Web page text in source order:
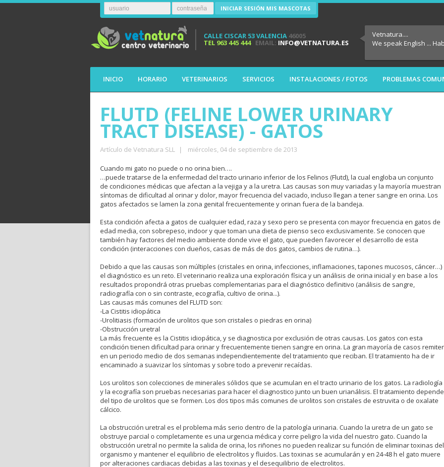
INICIAR SESIÓN MIS MASCOTAS
CALLE CISCAR 53 VALENCIA 46005
TEL 963 445 444EMAIL: INFO@VETNATURA.ES
INICIO HORARIO VETERINARIOS SERVICIOS INSTALACIONES / FOTOS PROBLEMAS
Vetnatura....
We speak English ...
FLUTD (FELINE LOWER URINARY
TRACT DISEASE) - GATOS
Artículo de Vetnatura SLL | miércoles, 04 de septiembre de 2013
Cuando mi gato no puede o no orina bien….
…puede tratarse de la enfermedad del tracto urinario inferior de los Felinos (Flutd), la cual engloba un conjunto
de condiciones médicas que afectan a la vejiga y a la uretra. Las causas son muy variadas y la mayoría muestran
síntomas de dificultad al orinar y dolor, mayor frecuencia del vaciado, incluso llegan a tener sangre en orina. Los
gatos afectados se lamen la zona genital frecuentemente y orinan fuera de la bandeja.
Esta condición afecta a gatos de cualquier edad, raza y sexo pero se presenta con mayor frecuencia en gatos de
edad media, con sobrepeso, indoor y que toman una dieta de pienso seco exclusivamente. Se conocen que
también hay factores del medio ambiente donde vive el gato, que pueden favorecer el desarrollo de esta
condición (interacciones con dueños, casas de más de dos gatos, cambios de rutina…).
Debido a que las causas son múltiples (cristales en orina, infecciones, inflamaciones, tapones mucosos, cáncer…)
el diagnóstico es un reto. El veterinario realiza una exploración física y un análisis de orina inicial y en base a los
resultados propondrá otras pruebas complementarias para el diagnóstico definitivo (análisis de sangre,
radiografía con o sin contraste, ecografía, cultivo de orina...).
Las causas más comunes del FLUTD son:
-La Cistitis idiopática
-Urolitiasis (formación de urolitos que son cristales o piedras en orina)
-Obstrucción uretral
La más frecuente es la Cistitis idiopática, y se diagnostica por exclusión de otras causas. Los gatos con esta
condición tienen dificultad para orinar y frecuentemente tienen sangre en orina. La gran mayoría de casos
en un periodo medio de dos semanas independientemente del tratamiento que reciban. El tratamiento ha de ir
encaminado a suavizar los síntomas y sobre todo a prevenir recaídas.
Los urolitos son colecciones de minerales sólidos que se acumulan en el tracto urinario de los gatos. La radiología
y la ecografía son pruebas necesarias para hacer el diagnostico junto un buen urianálisis. El tratamiento depende
del tipo de urolitos que se formen. Los dos tipos más comunes de urolitos son cristales de estruvita o de oxalate
cálcico.
La obstrucción uretral es el problema más serio dentro de la patología urinaria. Cuando la uretra de un gato se
obstruye parcial o completamente es una urgencia médica y corre peligro la vida del nuestro gato. Cuando la
obstrucción uretral no permite la salida de orina, los riñones no pueden realizar su función de eliminar toxinas del
organismo y mantener el equilibrio de electrolitos y fluidos. Las toxinas se acumularán y en 24-48 h el gato muere
por alteraciones cardiacas debidas a las toxinas y el desequilibrio de electrolitos.